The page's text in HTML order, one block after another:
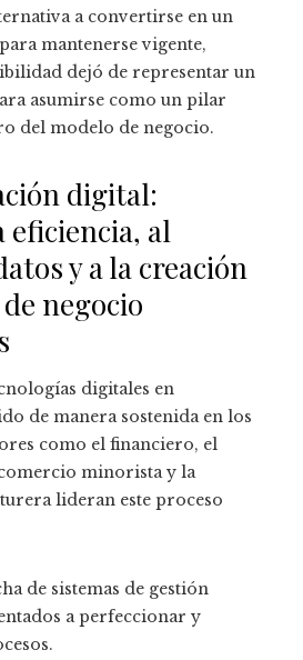
a convertirse en un
mantenerse vigente,
dejó de representar un
asumirse como un pilar
del modelo de negocio.
digital:
eficiencia, al
y a la creación
negocio
digitales en
de manera sostenida en los
como el financiero, el
minorista y la
lideran este proceso
de sistemas de gestión
a perfeccionar y